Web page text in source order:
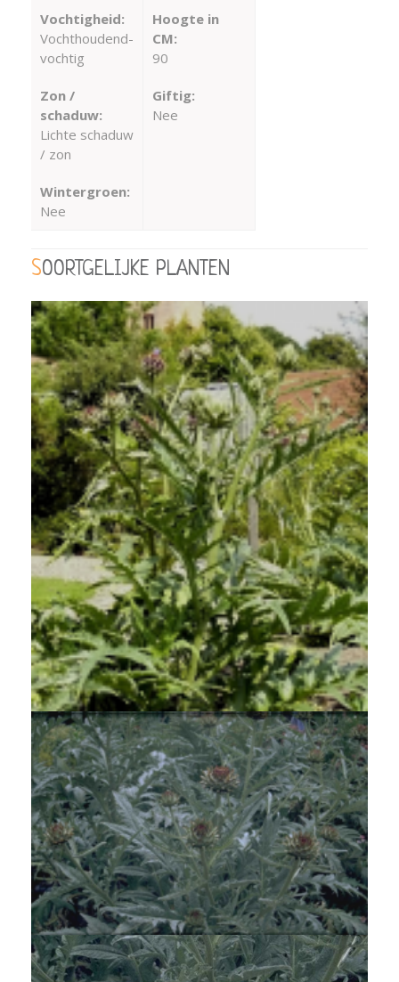
Vochtigheid:
Vochthoudend-
vochtig
Zon /
schaduw:
Lichte schaduw
/ zon
Wintergroen:
Nee
Hoogte in
CM:
90
Giftig:
Nee
SOORTGELIJKE PLANTEN
Artisjok
Cynara scolymus